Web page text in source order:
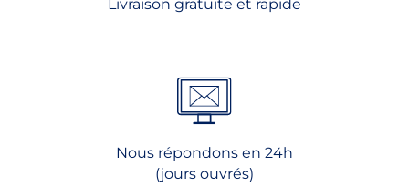
la
produit
Livraison gratuite et rapide
Nous répondons en 24h
(jours ouvrés)